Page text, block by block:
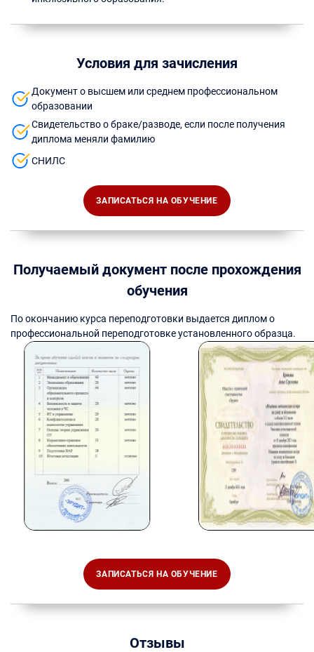
Условия для зачисления
Документ о высшем или среднем профессиональном
образовании
Свидетельство о браке/разводе, если после получения
диплома меняли фамилию
СНИЛС
ЗАПИСАТЬСЯ НА ОБУЧЕНИЕ
Получаемый документ после прохождения
обучения
По окончанию курса переподготовки выдается диплом о
профессиональной переподготовке установленного образца.
ЗАПИСАТЬСЯ НА ОБУЧЕНИЕ
Отзывы